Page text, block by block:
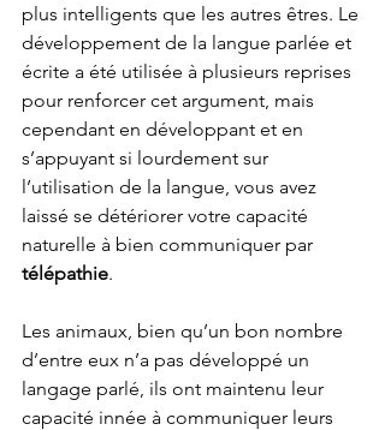
plus intelligents que les autres êtres. Le
développement de la langue parlée et
écrite a été utilisée à plusieurs reprises
pour renforcer cet argument, mais
cependant en développant et en
s’appuyant si lourdement sur
l’utilisation de la langue, vous avez
laissé se détériorer votre capacité
naturelle à bien communiquer par
télépathie.
Les animaux, bien qu’un bon nombre
d’entre eux n’a pas développé un
langage parlé, ils ont maintenu leur
capacité innée à communiquer leurs